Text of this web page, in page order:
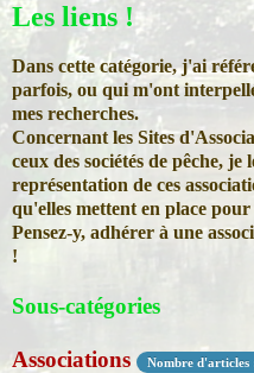
Les liens !
Dans cette catégorie, j'ai
parfois, ou qui m'ont
mes recherches.
Concernant les Sites
ceux des sociétés de pêche, je
représentation de ces
qu'elles mettent en place
Pensez-y, adhérer à une
!
Sous-catégories
Associations Nombre